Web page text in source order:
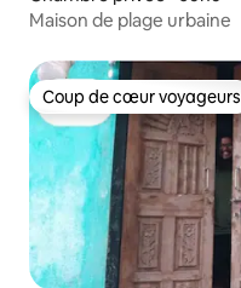
Maison de plage urbaine
Coup de cœur voyageurs
Coup de cœur voyageurs